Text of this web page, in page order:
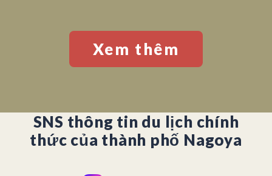
Xem thêm
SNS thông tin du lịch chính
thức của thành phố Nagoya